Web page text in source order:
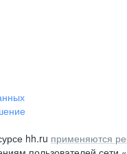
hh.ru применяются